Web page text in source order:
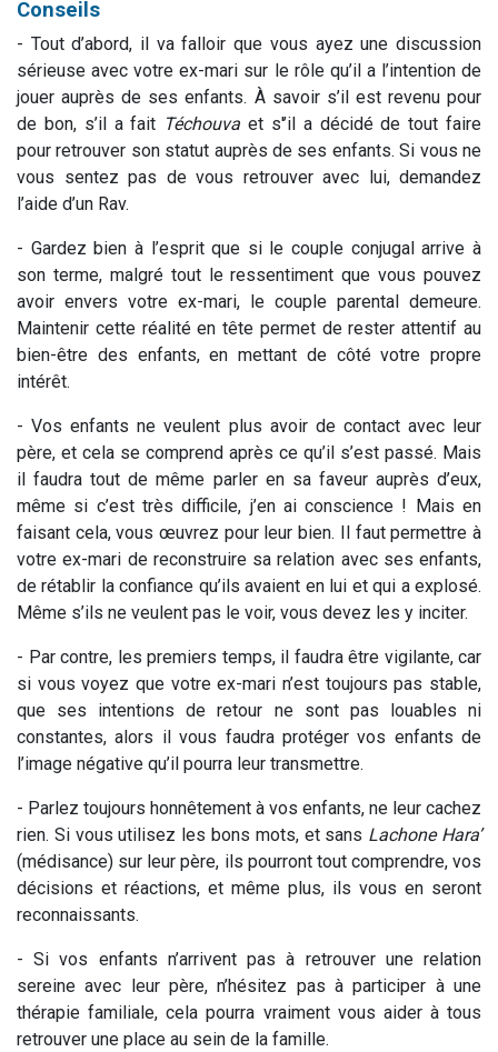
Conseils
- Tout d’abord, il va falloir que vous ayez une discussion
sérieuse avec votre ex-mari sur le rôle qu’il a l’intention de
jouer auprès de ses enfants. À savoir s’il est revenu pour
de bon, s’il a fait Téchouva et s'’il a décidé de tout faire
pour retrouver son statut auprès de ses enfants. Si vous ne
vous sentez pas de vous retrouver avec lui, demandez
l’aide d’un Rav.
- Gardez bien à l’esprit que si le couple conjugal arrive à
son terme, malgré tout le ressentiment que vous pouvez
avoir envers votre ex-mari, le couple parental demeure.
Maintenir cette réalité en tête permet de rester attentif au
bien-être des enfants, en mettant de côté votre propre
intérêt.
- Vos enfants ne veulent plus avoir de contact avec leur
père, et cela se comprend après ce qu’il s’est passé. Mais
il faudra tout de même parler en sa faveur auprès d’eux,
même si c’est très difficile, j’en ai conscience ! Mais en
faisant cela, vous œuvrez pour leur bien. Il faut permettre à
votre ex-mari de reconstruire sa relation avec ses enfants,
de rétablir la confiance qu’ils avaient en lui et qui a explosé.
Même s’ils ne veulent pas le voir, vous devez les y inciter.
- Par contre, les premiers temps, il faudra être vigilante, car
si vous voyez que votre ex-mari n’est toujours pas stable,
que ses intentions de retour ne sont pas louables ni
constantes, alors il vous faudra protéger vos enfants de
l’image négative qu’il pourra leur transmettre.
- Parlez toujours honnêtement à vos enfants, ne leur cachez
rien. Si vous utilisez les bons mots, et sans Lachone Hara’
(médisance) sur leur père, ils pourront tout comprendre, vos
décisions et réactions, et même plus, ils vous en seront
reconnaissants.
- Si vos enfants n’arrivent pas à retrouver une relation
sereine avec leur père, n’hésitez pas à participer à une
thérapie familiale, cela pourra vraiment vous aider à tous
retrouver une place au sein de la famille.